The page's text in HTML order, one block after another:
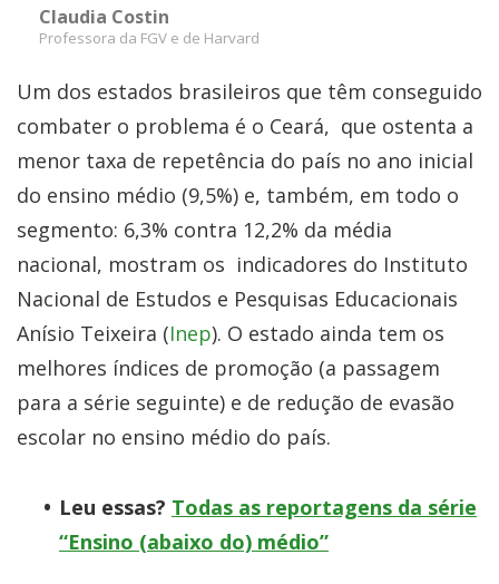
Claudia Costin
Professora da FGV e de Harvard
Um dos estados brasileiros que têm conseguido
combater o problema é o Ceará, que ostenta a
menor taxa de repetência do país no ano inicial
do ensino médio (9,5%) e, também, em todo o
segmento: 6,3% contra 12,2% da média
nacional, mostram os indicadores do Instituto
Nacional de Estudos e Pesquisas Educacionais
Anísio Teixeira (Inep). O estado ainda tem os
melhores índices de promoção (a passagem
para a série seguinte) e de redução de evasão
escolar no ensino médio do país.
Leu essas? Todas as reportagens da série
“Ensino (abaixo do) médio”